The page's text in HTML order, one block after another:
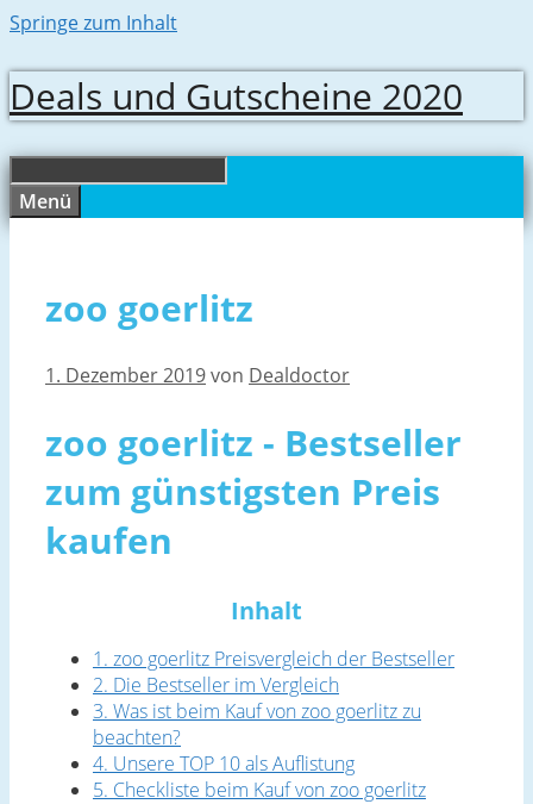
Springe zum Inhalt
Deals und Gutscheine 2020
Menü
zoo goerlitz
1. Dezember 2019von Dealdoctor
zoo goerlitz - Bestseller
zum günstigsten Preis
kaufen
Inhalt
1. zoo goerlitz Preisvergleich der Bestseller
2. Die Bestseller im Vergleich
3. Was ist beim Kauf von zoo goerlitz zu
beachten?
4. Unsere TOP 10 als Auflistung
5. Checkliste beim Kauf von zoo goerlitz